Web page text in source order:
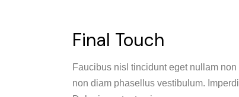
Final Touch
Faucibus nisl tincidunt eget nullam
non diam phasellus vestibulum.